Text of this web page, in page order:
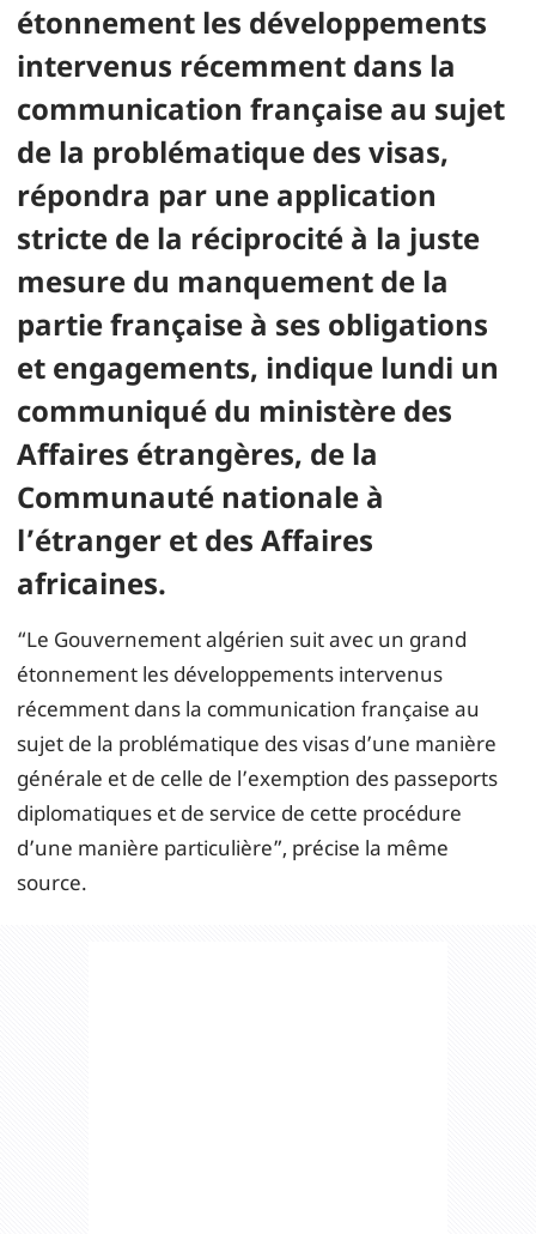
étonnement les développements
intervenus récemment dans la
communication française au sujet
de la problématique des visas,
répondra par une application
stricte de la réciprocité à la juste
mesure du manquement de la
partie française à ses obligations
et engagements, indique lundi un
communiqué du ministère des
Affaires étrangères, de la
Communauté nationale à
l’étranger et des Affaires
africaines.
“Le Gouvernement algérien suit avec un grand
étonnement les développements intervenus
récemment dans la communication française au
sujet de la problématique des visas d’une manière
générale et de celle de l’exemption des passeports
diplomatiques et de service de cette procédure
d’une manière particulière”, précise la même
source.